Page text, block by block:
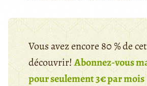
Vous avez encore 80 % de
découvrir!Abonnez-vous
pour seulement 3€ par mois